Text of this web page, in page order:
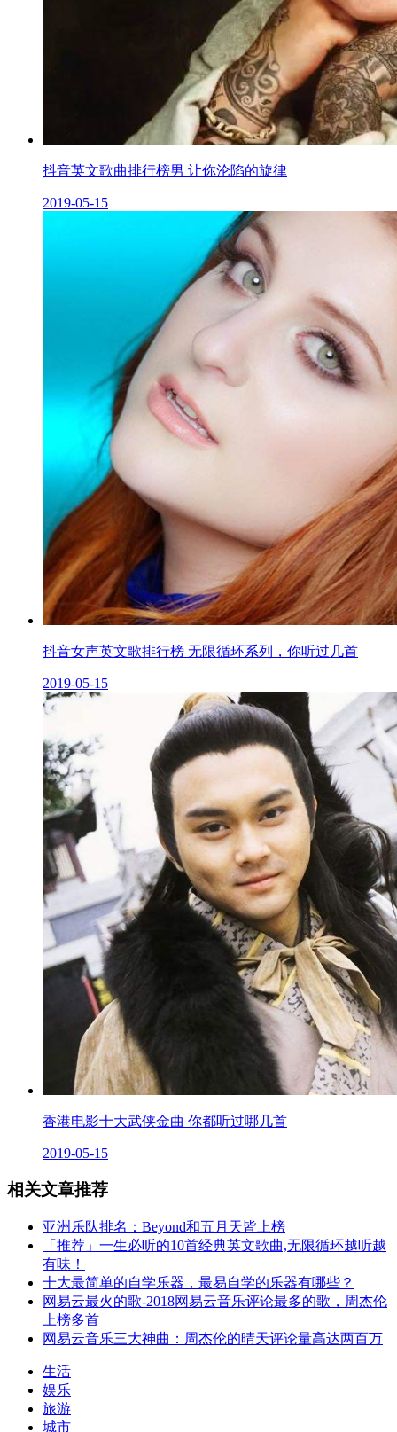
抖音英文歌曲排行榜男 让你沦陷的旋律
2019-05-15
抖音女声英文歌排行榜 无限循环系列，你听过几首
2019-05-15
香港电影十大武侠金曲 你都听过哪几首
2019-05-15
相关文章推荐
亚洲乐队排名：Beyond和五月天皆上榜
「推荐」一生必听的10首经典英文歌曲,无限循环越听越
有味！
十大最简单的自学乐器，最易自学的乐器有哪些？
网易云最火的歌-2018网易云音乐评论最多的歌，周杰伦
上榜多首
网易云音乐三大神曲：周杰伦的晴天评论量高达两百万
生活
娱乐
旅游
城市